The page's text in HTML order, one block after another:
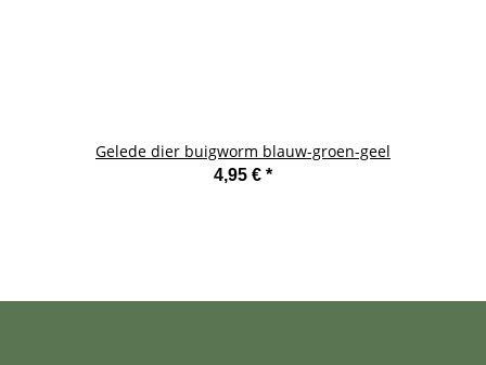
Gelede dier buigworm blauw-groen-geel
4,95 € *